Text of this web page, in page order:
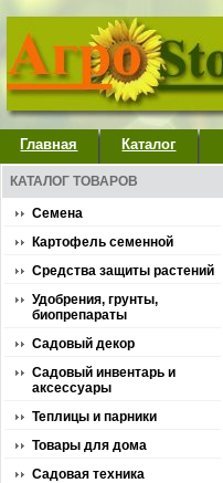
Главная Каталог
КАТАЛОГ ТОВАРОВ
Семена
Картофель семенной
Средства защиты растений
Удобрения, грунты,
биопрепараты
Садовый декор
Садовый инвентарь и
аксессуары
Теплицы и парники
Товары для дома
Садовая техника